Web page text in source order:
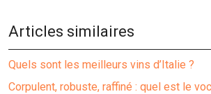
Articles similaires
Quels sont les meilleurs vins d’Italie ?
Corpulent, robuste, raffiné : quel est le